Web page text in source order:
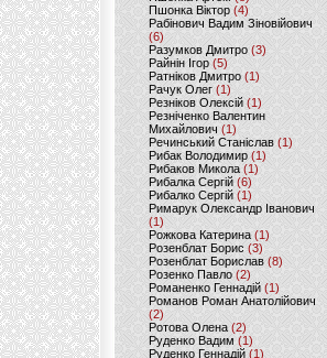
Пшонка Віктор(4)
Рабінович Вадим Зіновійович
(6)
Разумков Дмитро (3)
Райнін Ігор(5)
Ратніков Дмитро (1)
Рачук Олег (1)
Резніков Олексій(1)
Резніченко Валентин
Михайлович (1)
Речинський Станіслав (1)
Рибак Володимир(1)
Рибаков Микола(1)
Рибалка Сергій (6)
Рибалко Сергій (1)
Римарук Олександр Іванович
(1)
Рожкова Катерина(1)
Розенблат Борис (3)
Розенблат Борислав (8)
Розенко Павло (2)
Романенко Геннадій (1)
Романов Роман Анатолійович
(2)
Ротова Олена(2)
Руденко Вадим (1)
Руденко Геннадій (1)